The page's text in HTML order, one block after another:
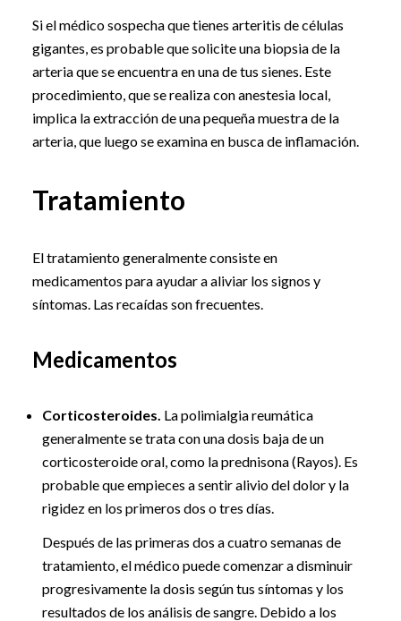
Si el médico sospecha que tienes arteritis de células
gigantes, es probable que solicite una biopsia de la
arteria que se encuentra en una de tus sienes. Este
procedimiento, que se realiza con anestesia local,
implica la extracción de una pequeña muestra de la
arteria, que luego se examina en busca de inflamación.
Tratamiento
El tratamiento generalmente consiste en
medicamentos para ayudar a aliviar los signos y
síntomas. Las recaídas son frecuentes.
Medicamentos
Corticosteroides. La polimialgia reumática
generalmente se trata con una dosis baja de un
corticosteroide oral, como la prednisona (Rayos). Es
probable que empieces a sentir alivio del dolor y la
rigidez en los primeros dos o tres días.
Después de las primeras dos a cuatro semanas de
tratamiento, el médico puede comenzar a disminuir
progresivamente la dosis según tus síntomas y los
resultados de los análisis de sangre. Debido a los